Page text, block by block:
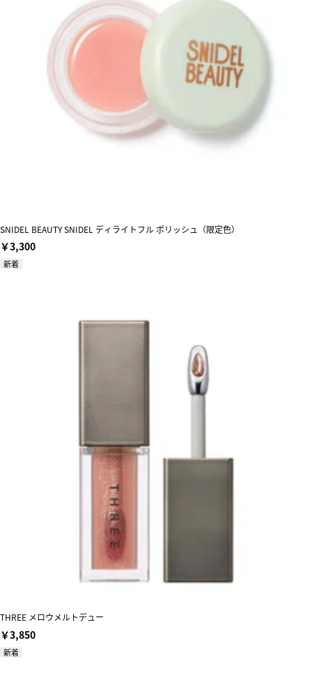
SNIDEL BEAUTY SNIDEL ディライトフル ポリッシュ（限定色）
￥3,300
新着
THREE メロウメルトデュー
￥3,850
新着